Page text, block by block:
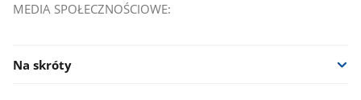
MEDIA SPOŁECZNOŚCIOWE:
Na skróty